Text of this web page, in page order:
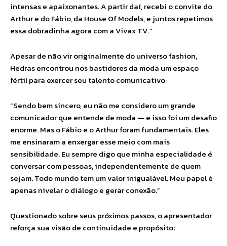
intensas e apaixonantes. A partir daí, recebi o convite do
Arthur e do Fábio, da House Of Models, e juntos repetimos
essa dobradinha agora com a Vivax TV.”
Apesar de não vir originalmente do universo fashion,
Hedras encontrou nos bastidores da moda um espaço
fértil para exercer seu talento comunicativo:
“Sendo bem sincero, eu não me considero um grande
comunicador que entende de moda — e isso foi um desafio
enorme. Mas o Fábio e o Arthur foram fundamentais. Eles
me ensinaram a enxergar esse meio com mais
sensibilidade. Eu sempre digo que minha especialidade é
conversar com pessoas, independentemente de quem
sejam. Todo mundo tem um valor inigualável. Meu papel é
apenas nivelar o diálogo e gerar conexão.”
Questionado sobre seus próximos passos, o apresentador
reforça sua visão de continuidade e propósito: